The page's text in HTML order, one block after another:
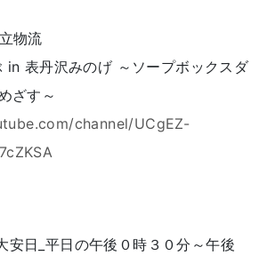
物流
in 表丹沢みのげ ～ソープボックスダ
ざす～
channel/UCgEZ-
安日_平日の午後０時３０分～午後